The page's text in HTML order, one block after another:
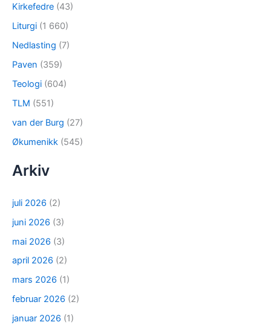
Kirkefedre (43)
Liturgi (1 660)
Nedlasting (7)
Paven (359)
Teologi (604)
TLM (551)
van der Burg (27)
Økumenikk (545)
Arkiv
juli 2026 (2)
juni 2026 (3)
mai 2026 (3)
april 2026 (2)
mars 2026 (1)
februar 2026 (2)
januar 2026 (1)